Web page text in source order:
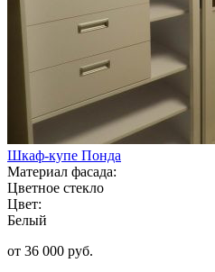
Шкаф-купе Понда
Материал фасада:
Цветное стекло
Цвет:
Белый
от 36 000 руб.